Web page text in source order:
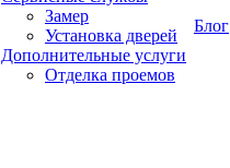
Замер
Установка дверей
Дополнительные услуги
Отделка проемов
Блог